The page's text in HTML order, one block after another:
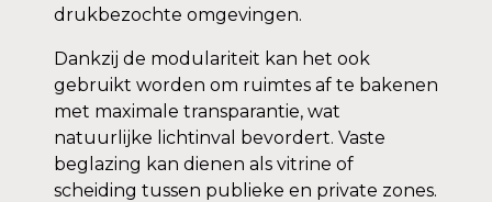
drukbezochte omgevingen.
Dankzij de modulariteit kan het ook
gebruikt worden om ruimtes af te bakenen
met maximale transparantie, wat
natuurlijke lichtinval bevordert. Vaste
beglazing kan dienen als vitrine of
scheiding tussen publieke en private zones.